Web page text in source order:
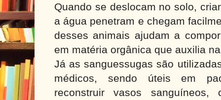
Quando se deslocam no solo,
a água penetram e chegam
desses animais ajudam a
em matéria orgânica que auxilia
Já as sanguessugas são
médicos, sendo úteis em
reconstruir vasos